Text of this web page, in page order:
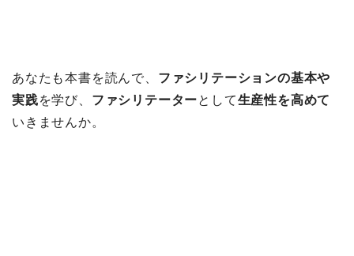
あなたも本書を読んで、 ファシリテーションの基本や
実践を学び、 ファシリテーターとして生産性を高めて
いきませんか。